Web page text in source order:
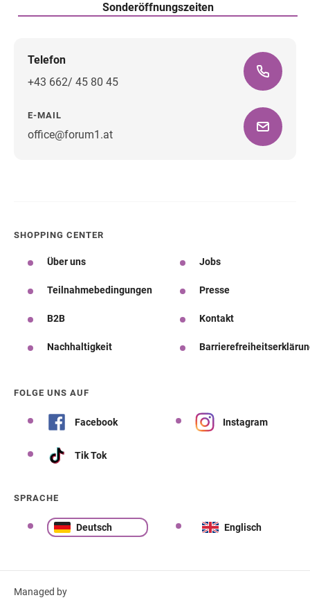
Sonderöffnungszeiten
Telefon
+43 662/ 45 80 45
E-MAIL
office@forum1.at
SHOPPING CENTER
Über uns Jobs
Teilnahmebedingungen Presse
B2B Kontakt
Nachhaltigkeit
FOLGE UNS AUF
Facebook Instagram
Tik Tok
SPRACHE
Deutsch Englisch
Managed by